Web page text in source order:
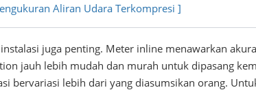
Aliran Udara Terkompresi ]
instalasi juga penting. Meter inline menawarkan
jauh lebih mudah dan murah untuk dipasang
bervariasi lebih dari yang diasumsikan orang.